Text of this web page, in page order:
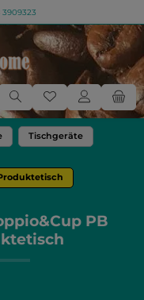
Du hast 0
Tischgeräte
PB